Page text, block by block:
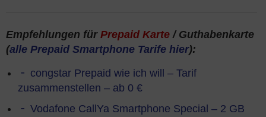
Empfehlungen für Prepaid Karte / Guthabenkarte
(alle Prepaid Smartphone Tarife hier):
congstar Prepaid wie ich will – Tarif
zusammenstellen – ab 0 €
Vodafone CallYa Smartphone Special – 2 GB